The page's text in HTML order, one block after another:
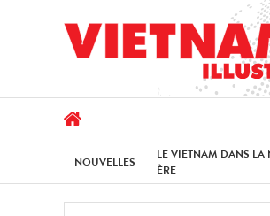
NOUVELLES
LE VIETNAM DANS LA
ÈRE